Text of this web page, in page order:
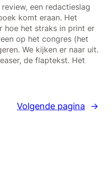
een redactieslag
komt eraan. Het
hoe het straks in print er
op het congres (het
We kijken er naar uit.
de flaptekst. Het
Volgende pagina →